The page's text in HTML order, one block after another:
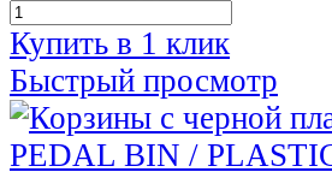
Купить в 1 клик
Быстрый просмотр